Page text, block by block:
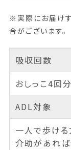
※実際にお届け
合がございます。
吸収回数
おしっこ4回
ADL対象
一人で歩ける
介助があれ